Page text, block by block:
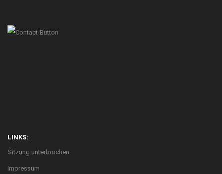
LINKS:
Sitzung unterbrochen
Impressum